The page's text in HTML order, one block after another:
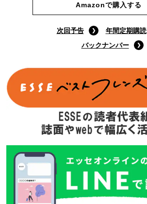
Amazonで購入する
次回予告
年間定期購読
バックナンバー